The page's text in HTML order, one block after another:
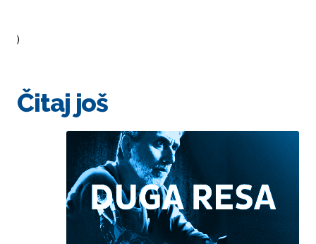
)
Čitaj još